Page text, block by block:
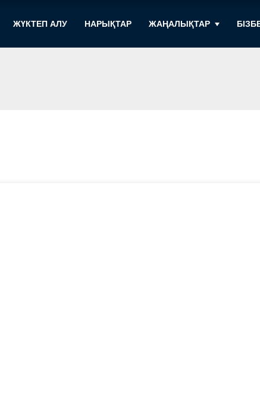
ЖҮКТЕП АЛУ НАРЫҚТАР ЖАҢАЛЫҚТАР